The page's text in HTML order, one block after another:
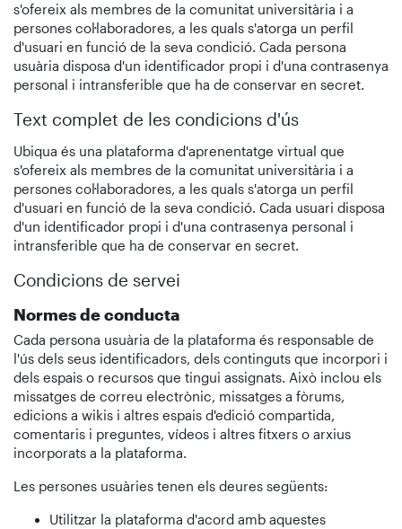
s'ofereix als membres de la comunitat universitària i a
persones col·laboradores, a les quals s'atorga un perfil
d'usuari en funció de la seva condició. Cada persona
usuària disposa d'un identificador propi i d'una contrasenya
personal i intransferible que ha de conservar en secret.
Text complet de les condicions d'ús
Ubiqua és una plataforma d'aprenentatge virtual que
s'ofereix als membres de la comunitat universitària i a
persones col·laboradores, a les quals s'atorga un perfil
d'usuari en funció de la seva condició. Cada usuari disposa
d'un identificador propi i d'una contrasenya personal i
intransferible que ha de conservar en secret.
Condicions de servei
Normes de conducta
Cada persona usuària de la plataforma és responsable de
l'ús dels seus identificadors, dels continguts que incorpori i
dels espais o recursos que tingui assignats. Això inclou els
missatges de correu electrònic, missatges a fòrums,
edicions a wikis i altres espais d'edició compartida,
comentaris i preguntes, vídeos i altres fitxers o arxius
incorporats a la plataforma.
Les persones usuàries tenen els deures següents:
Utilitzar la plataforma d'acord amb aquestes